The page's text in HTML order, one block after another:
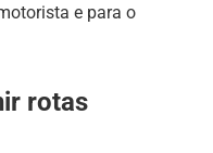
e para o
rotas